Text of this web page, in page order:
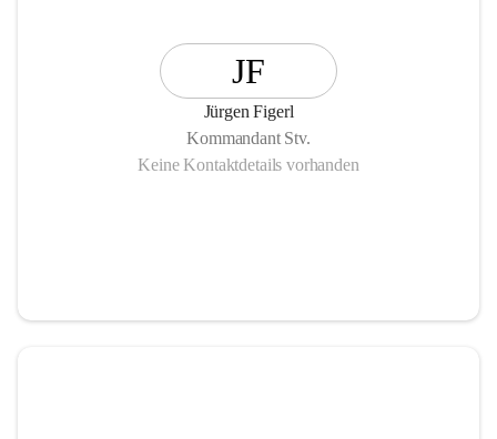
JF
Jürgen Figerl
Kommandant Stv.
Keine Kontaktdetails vorhanden